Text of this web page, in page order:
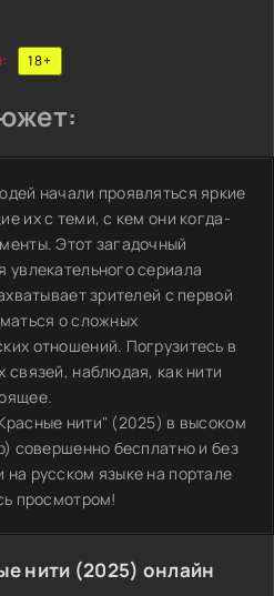
18+
начали проявляться яркие
их с теми, с кем они когда-
Этот загадочный
сериала
зрителей с первой
о сложных
отношений. Погрузитесь в
связей, наблюдая, как нити
нити" (2025) в высоком
совершенно бесплатно и без
русском языке на портале
просмотром!
нити (2025) онлайн